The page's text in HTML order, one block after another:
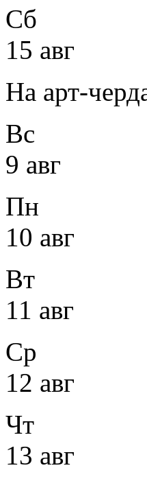
Сб
15 авг
На арт-
Вс
9 авг
Пн
10 авг
Вт
11 авг
Ср
12 авг
Чт
13 авг